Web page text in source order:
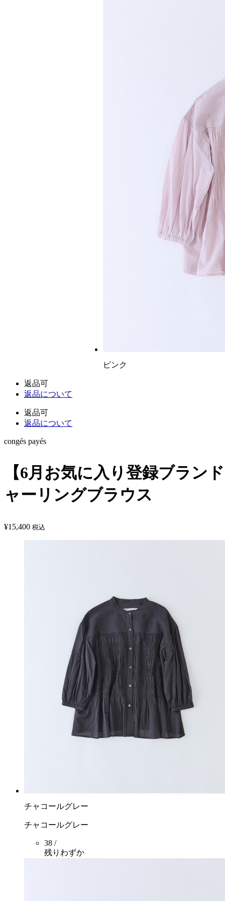
ピンク
返品可
返品について
返品可
返品について
congés payés
【6月お気に入り登録ブラン
ャーリングブラウス
¥15,400 税込
チャコールグレー
チャコールグレー
38 /
残りわずか